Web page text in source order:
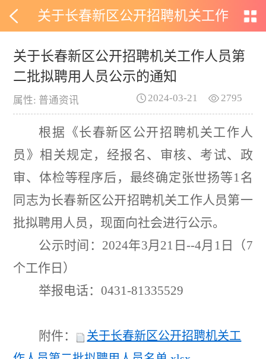
关于长春新区公开招聘机关工作
人员第二批拟聘用人员公示的通
知
关于长春新区公开招聘机关工作人员第
二批拟聘用人员公示的通知
属性: 普通资讯 2795
2024-03-21
根据 《长春新区公开招聘机关工作人
员 》相关规定 ， 经报名、审核、考试、政
审、体检等程序后，最终确定张世扬等1 名
同志为长春新区公开招聘机关工作人员第一
批拟聘用人员，现面向社会进行公示。
公示时间： 2024年3月 21 日 --4月 1 日（7
个工作日）
举报电话：0431-81335529
附件：
关于长春新区公开招聘机关工